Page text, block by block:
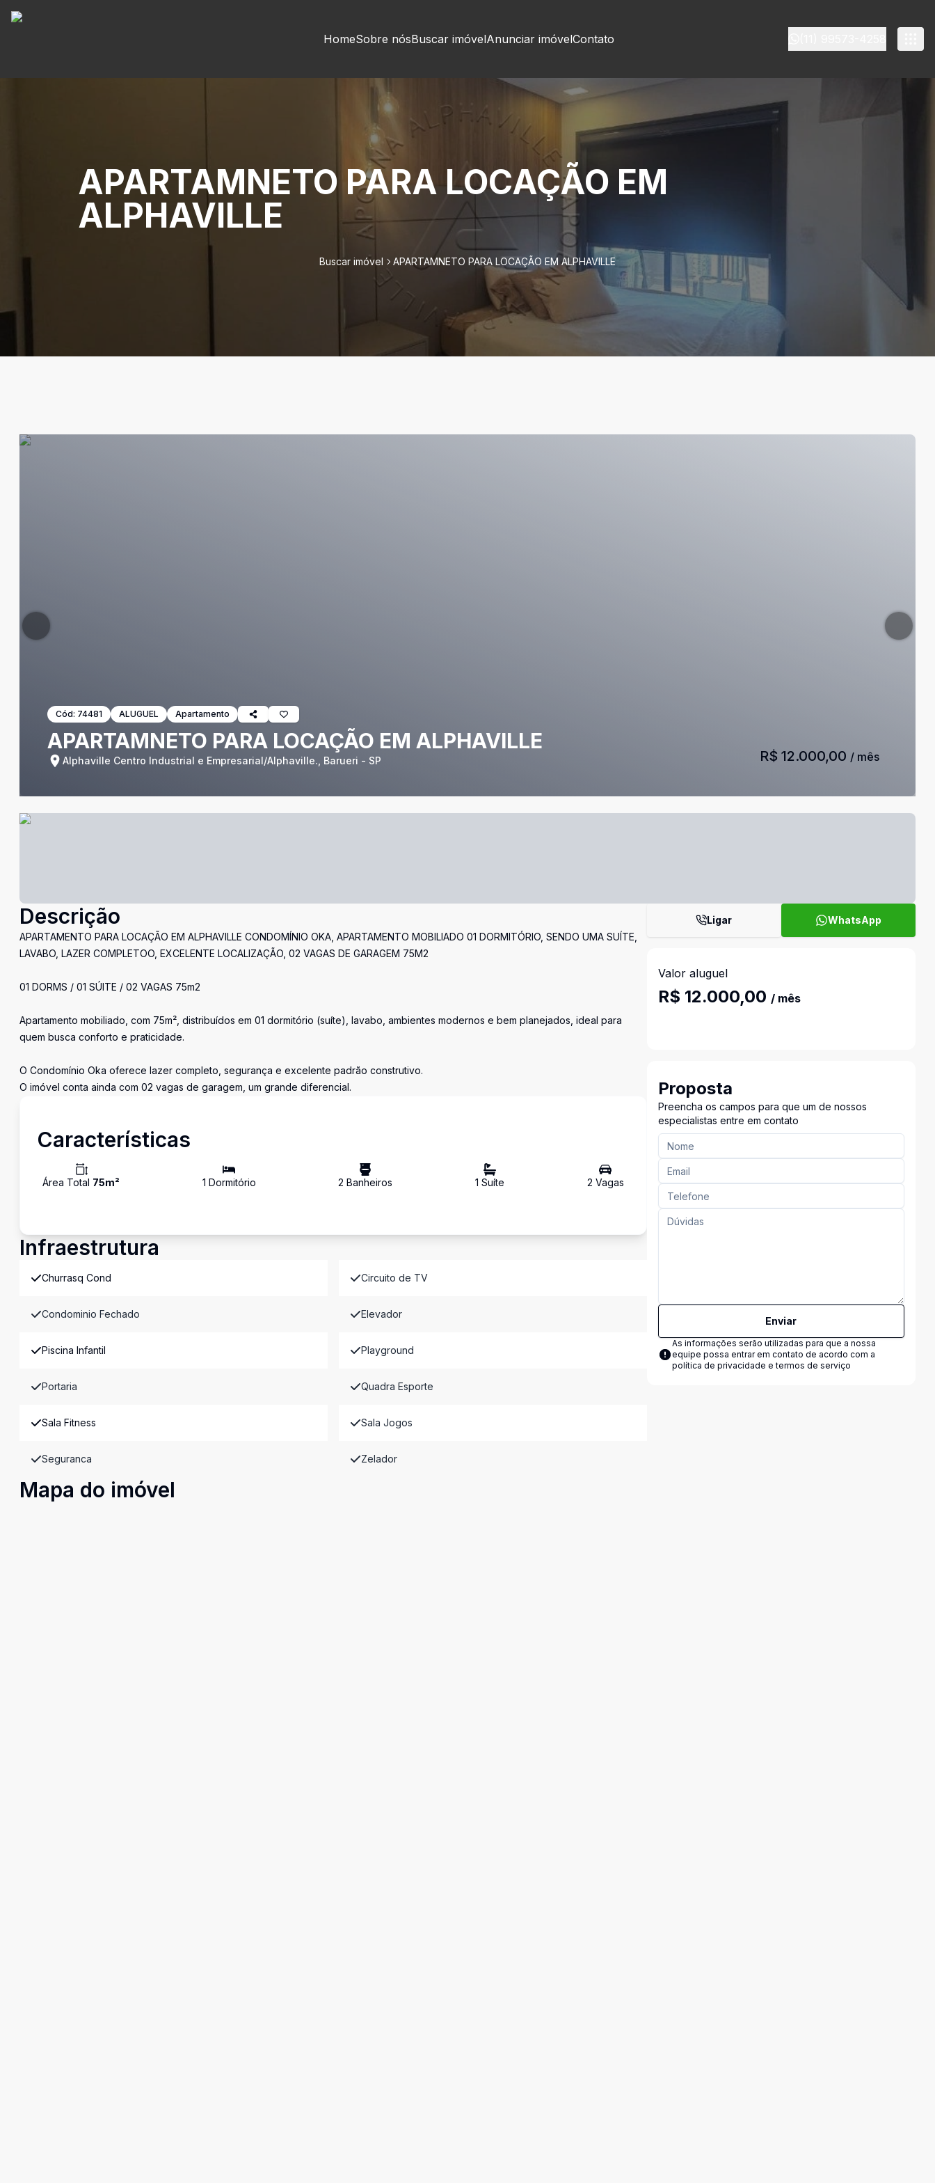
HomeSobre nósBuscar imóvelAnunciar imóvelContato
APARTAMNETO PARA LOCAÇÃO EM
ALPHAVILLE
Buscar imóvel APARTAMNETO PARA LOCAÇÃO EM ALPHAVILLE
Cód: 74481 ALUGUEL Apartamento
APARTAMNETO PARA LOCAÇÃO EM ALPHAVILLE
Alphaville Centro Industrial e Empresarial/Alphaville., Barueri - SP R$ 12.000,00 / mês
Descrição
APARTAMENTO PARA LOCAÇÃO EM ALPHAVILLE CONDOMÍNIO OKA, APARTAMENTO MOBILIADO 01 DORMITÓRIO, SENDO UMA SUÍTE,
LAVABO, LAZER COMPLETOO, EXCELENTE LOCALIZAÇÃO, 02 VAGAS DE GARAGEM 75M2
01 DORMS / 01 SÚITE / 02 VAGAS 75m2
Apartamento mobiliado, com 75m², distribuídos em 01 dormitório (suíte), lavabo, ambientes modernos e bem planejados, ideal para
quem busca conforto e praticidade.
O Condomínio Oka oferece lazer completo, segurança e excelente padrão construtivo.
O imóvel conta ainda com 02 vagas de garagem, um grande diferencial.
Características
Área Total 75m² 1 Dormitório 2 Banheiros 1 Suíte 2 Vagas
Infraestrutura
Churrasq Cond Circuito de TV
Condominio Fechado Elevador
Piscina Infantil Playground
Portaria Quadra Esporte
Sala Fitness Sala Jogos
Seguranca Zelador
Mapa do imóvel
Ligar WhatsApp
Valor aluguel
R$ 12.000,00 / mês
Proposta
Preencha os campos para que um de nossos
especialistas entre em contato
Enviar
As informações serão utilizadas para que a nossa
equipe possa entrar em contato de acordo com a
política de privacidade e termos de serviço